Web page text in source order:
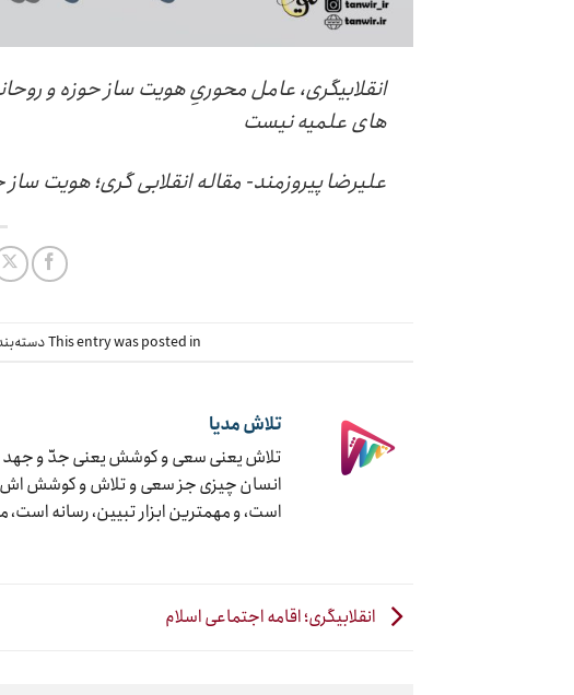
انقلابیگری، عامل محوریِ هویت ساز حوزه و
های علمیه نیست
علیرضا پیروزمند- مقاله انقلابی گری؛ هویت
This entry was posted in دسته‌بندی نشده. Bookmark the
تلاش مدیا
تلاش یعنی سعی و کوشش یعنی جدّ و جهد و
انسان چیزی جز سعی و تلاش و کوشش اش
است، و مهمترین ابزار تبیین، رسانه
انقلابیگری؛ اقامه اجتماعی اسلام